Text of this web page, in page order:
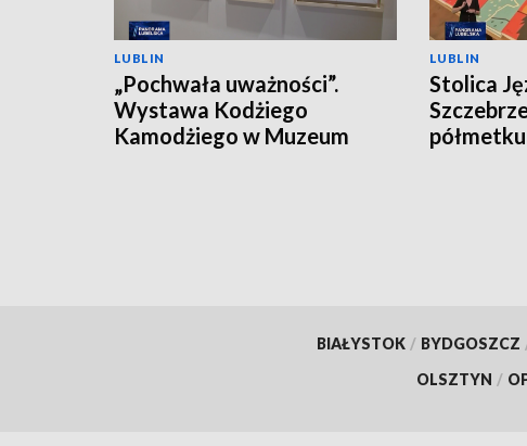
LUBLIN
„Pochwała uważności”.
Wystawa Kodżiego
Kamodżiego w Muzeum
LUBLIN
Stolica
półmetku
BIAŁYSTOK / BYDGOSZCZ
OLSZTYN /